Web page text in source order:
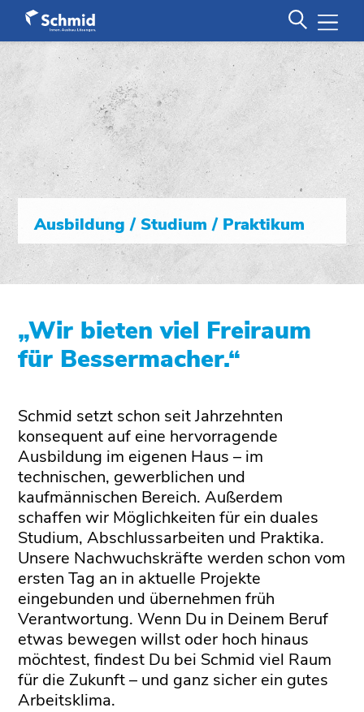
Ausbildung / Studium / Praktikum
„Wir bieten viel Freiraum
für Bessermacher.“
Schmid setzt schon seit Jahrzehnten
konsequent auf eine hervorragende
Ausbildung im eigenen Haus – im
technischen, gewerblichen und
kaufmännischen Bereich. Außerdem
schaffen wir Möglichkeiten für ein duales
Studium, Abschlussarbeiten und Praktika.
Unsere Nachwuchskräfte werden schon vom
ersten Tag an in aktuelle Projekte
eingebunden und übernehmen früh
Verantwortung. Wenn Du in Deinem Beruf
etwas bewegen willst oder hoch hinaus
möchtest, findest Du bei Schmid viel Raum
für die Zukunft – und ganz sicher ein gutes
Arbeitsklima.